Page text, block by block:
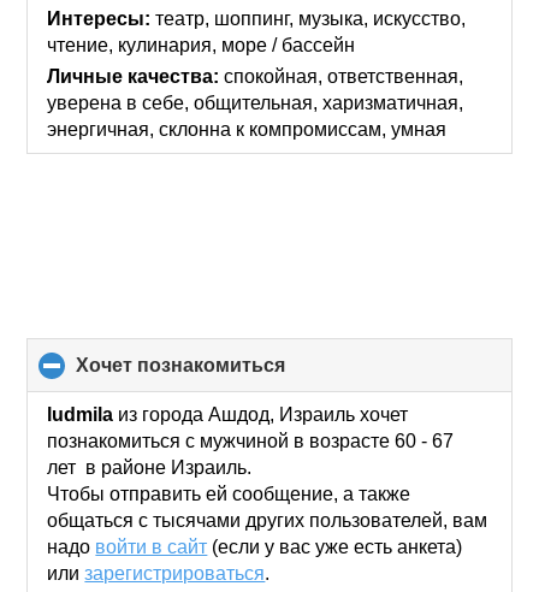
Интересы: театр, шоппинг, музыка, искусcтво,
чтение, кулинария, море / бассейн
Личные качества: спокойная, ответственная,
уверена в себе, общительная, харизматичная,
энергичная, склонна к компромиссам, умная
хочет познакомиться
to
collapse
contents
ludmila из города Ашдод, Израиль хочет
познакомиться с мужчиной в возрасте 60 - 67
лет в районе Израиль.
Чтобы отправить ей сообщение, а также
общаться с тысячами других пользователей, вам
надо войти в сайт (если у вас уже есть анкета)
илизарегистрироваться.